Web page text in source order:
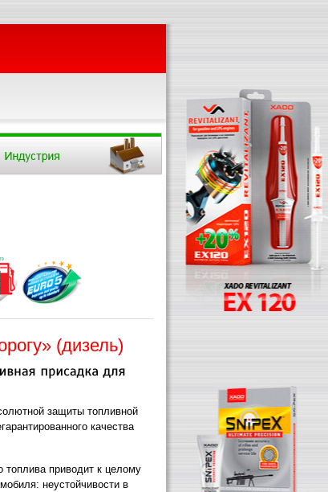
(дизель)
защиты топливной
качества
топлива приводит к целому
неустойчивости в